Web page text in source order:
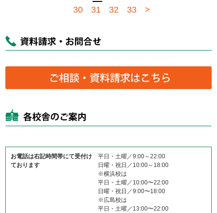
30
31 32 33 >
お電話は右記時間帯にて受付け
ております
平日・土曜／9:00～22:00
日曜・祝日／10:00～18:00
※横浜校は
平日・土曜／10:00〜22:00
日曜・祝日／9:00〜18:00
※広島校は
平日・土曜／13:00〜22:00